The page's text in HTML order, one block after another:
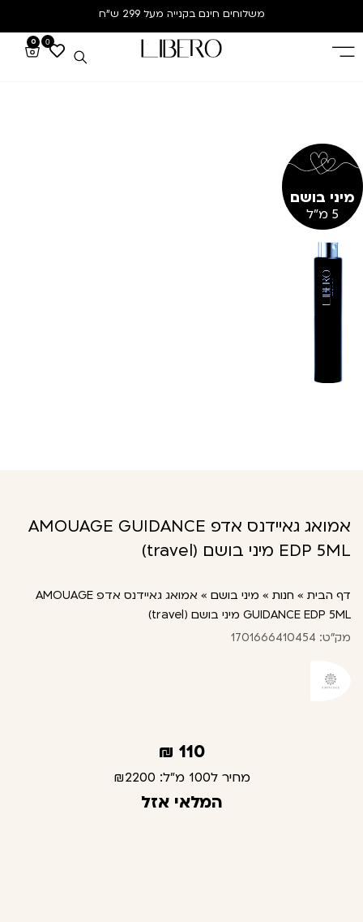
משלוחים חינם בקנייה מעל 299 ש”ח
0
0
מיני בושם
5 מ"ל
אמואג גאיידנס אדפ AMOUAGE GUIDANCE
EDP 5ML מיני בושם (travel)
דף הבית » חנות » מיני בושם »
אמואג גאיידנס אדפ AMOUAGE
GUIDANCE EDP 5ML מיני בושם (travel)
מק"ט: 1701666410454
110
₪
מחיר ל100 מ"ל: ₪2200
המלאי אזל